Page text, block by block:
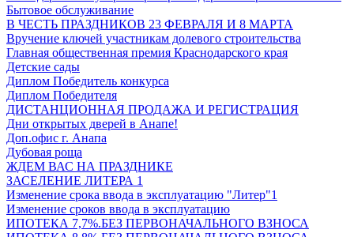
Бытовое обслуживание
В ЧЕСТЬ ПРАЗДНИКОВ 23 ФЕВРАЛЯ И 8 МАРТА
Вручение ключей участникам долевого строительства
Главная общественная премия Краснодарского края
Детские сады
Диплом Победитель конкурса
Диплом Победителя
ДИСТАНЦИОННАЯ ПРОДАЖА И РЕГИСТРАЦИЯ
Дни открытых дверей в Анапе!
Доп.офис г. Анапа
Дубовая роща
ЖДЕМ ВАС НА ПРАЗДНИКЕ
ЗАСЕЛЕНИЕ ЛИТЕРА 1
Изменение срока ввода в эксплуатацию "Литер"1
Изменение сроков ввода в эксплуатацию
ИПОТЕКА 7,7%.БЕЗ ПЕРВОНАЧАЛЬНОГО ВЗНОСА